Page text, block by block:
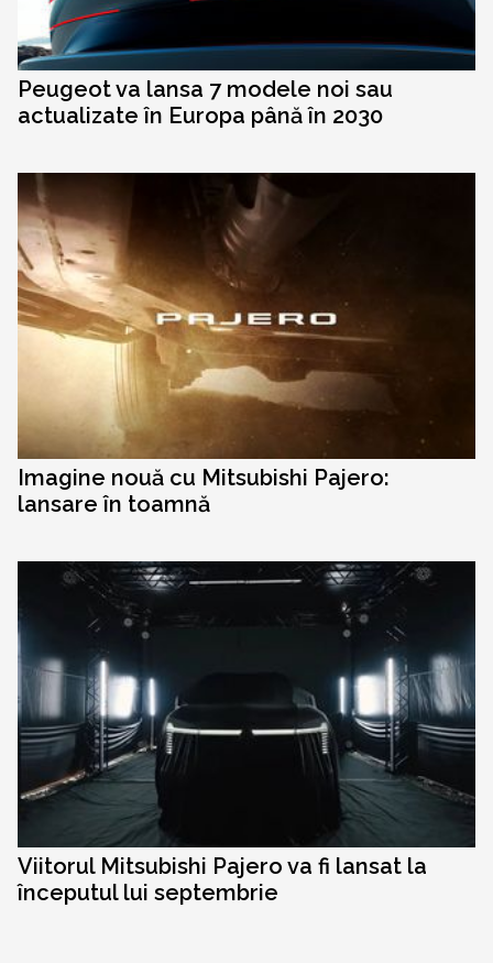
Peugeot va lansa 7 modele noi sau
actualizate în Europa până în 2030
Imagine nouă cu Mitsubishi Pajero:
lansare în toamnă
Viitorul Mitsubishi Pajero va fi lansat la
începutul lui septembrie